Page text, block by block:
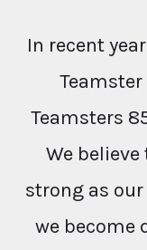
In recent
Teamsters
We
strong as
we become